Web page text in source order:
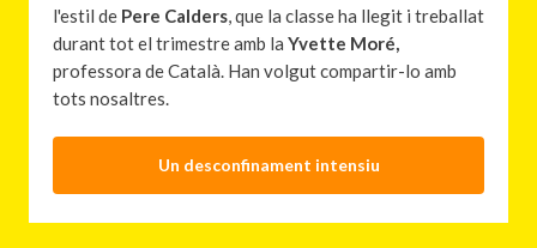
l'estil de Pere Calders, que la classe ha llegit i treballat
durant tot el trimestre amb la Yvette Moré,
professora de Català. Han volgut compartir-lo amb
tots nosaltres.
Un desconfinament intensiu